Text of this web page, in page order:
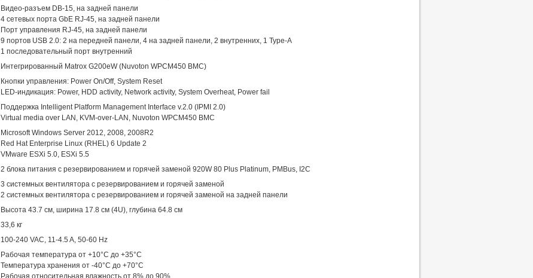
Видео-разъем DB-15, на задней панели
4 сетевых порта GbE RJ-45, на задней панели
Порт управления RJ-45, на задней панели
9 портов USB 2.0: 2 на передней панели, 4 на задней панели, 2 внутренних, 1 Type-A
1 последовательный порт внутренний
Интегрированный Matrox G200eW (Nuvoton WPCM450 BMC)
Кнопки управления: Power On/Off, System Reset
LED-индикация: Power, HDD activity, Network activity, System Overheat, Power fail
Поддержка Intelligent Platform Management Interface v.2.0 (IPMI 2.0)
Virtual media over LAN, KVM-over-LAN, Nuvoton WPCM450 BMC
Microsoft Windows Server 2012, 2008, 2008R2
Red Hat Enterprise Linux (RHEL) 6 Update 2
VMware ESXi 5.0, ESXi 5.5
2 блока питания с резервированием и горячей заменой 920W 80 Plus Platinum, PMBus, I2C
3 системных вентилятора с резервированием и горячей заменой
2 системных вентилятора с резервированием и горячей заменой на задней панели
Высота 43.7 см, ширина 17.8 см (4U), глубина 64.8 см
33,6 кг
100-240 VAC, 11-4.5 A, 50-60 Hz
Рабочая температура от +10°C до +35°C
Температура хранения от -40°C до +70°C
Рабочая относительная влажность от 8% до 90%